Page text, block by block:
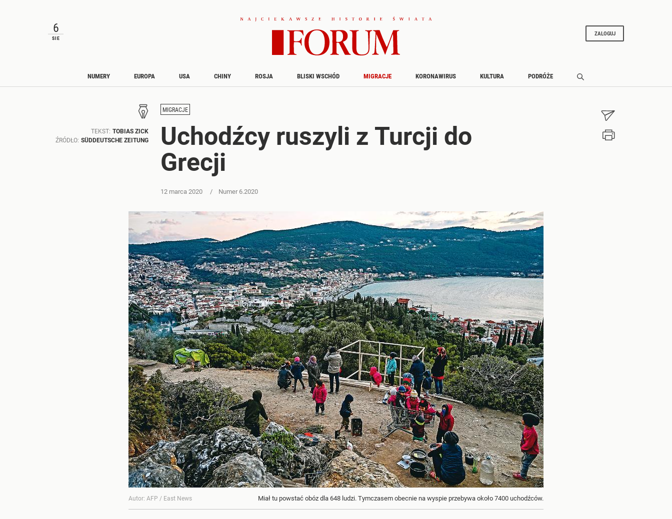
6
SIE
ZALOGUJ
NUMERY EUROPA USA CHINY ROSJA BLISKI WSCHÓD MIGRACJE KORONAWIRUS KULTURA PODRÓŻE
TEKST: TOBIAS ZICK
ŹRÓDŁO: SÜDDEUTSCHE ZEITUNG
MIGRACJE
Uchodźcy ruszyli z Turcji do
Grecji
12 marca 2020 Numer 6.2020
Miał tu powstać obóz dla 648 ludzi. Tymczasem obecnie na wyspie przebywa około 7400 uchodźców.
AFP / East News